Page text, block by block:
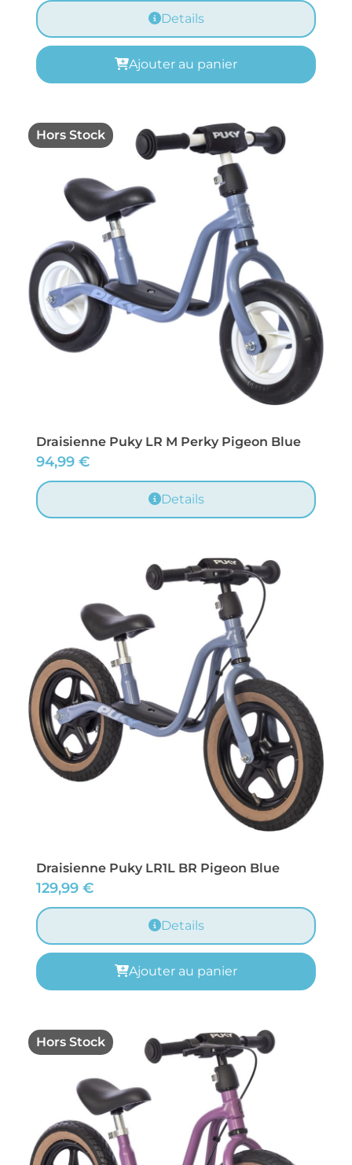
Details
Ajouter au panier
Hors Stock
Draisienne Puky LR M Perky Pigeon Blue
94,99 €
Details
Draisienne Puky LR1L BR Pigeon Blue
129,99 €
Details
Ajouter au panier
Hors Stock